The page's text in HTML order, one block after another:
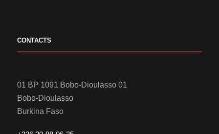
CONTACTS
01 BP 1091 Bobo-Dioulasso 01
Bobo-Dioulasso
Burkina Faso